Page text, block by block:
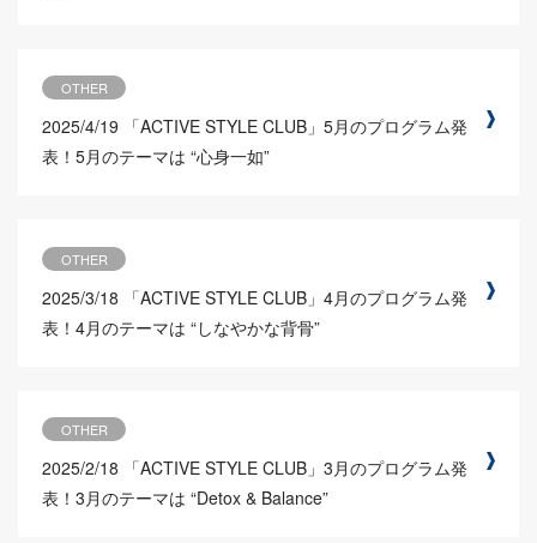
OTHER
2025/4/19
「ACTIVE STYLE CLUB」5月のプログラム発
表！5月のテーマは “心身一如”
OTHER
2025/3/18
「ACTIVE STYLE CLUB」4月のプログラム発
表！4月のテーマは “しなやかな背骨”
OTHER
2025/2/18
「ACTIVE STYLE CLUB」3月のプログラム発
表！3月のテーマは “Detox & Balance”